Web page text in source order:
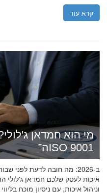
קרא עוד
מי הוא חמדאן
ה־ISO 9001
איכות לעסק שלכם חמדאן ג'לולי